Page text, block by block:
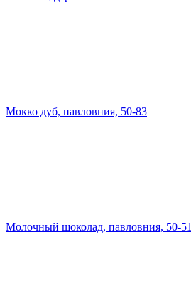
Мокко дуб, павловния, 50-83
Молочный шоколад, павловния, 50-51